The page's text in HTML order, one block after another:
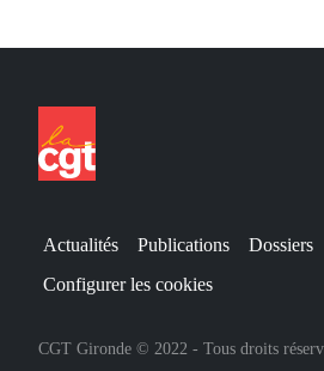
Actualités Publications Dossiers
Configurer les cookies
CGT Gironde © 2022 - Tous droits